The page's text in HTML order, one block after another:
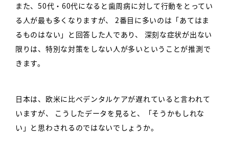
また、50代・60代になると歯周病に対して行動をとってい
る人が最も多くなりますが、
2番目に多いのは「あてはま
るものはない」と回答した人であり、
深刻な症状が出ない
限りは、特別な対策をしない人が多いということが推測で
きます。
日本は、欧米に比べデンタルケアが遅れていると言われて
いますが、
こうしたデータを見ると、「そうかもしれな
い」と思わされるのではないでしょうか。